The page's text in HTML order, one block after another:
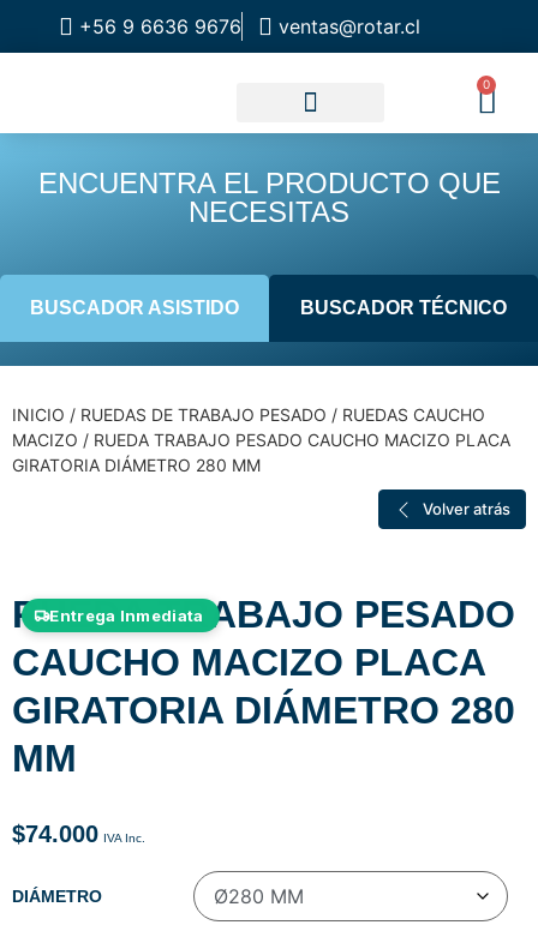
+56 9 6636 9676 ventas@rotar.cl
0
ENCUENTRA EL PRODUCTO QUE
NECESITAS
BUSCADOR ASISTIDO BUSCADOR TÉCNICO
INICIO / RUEDAS DE TRABAJO PESADO / RUEDAS CAUCHO
MACIZO / RUEDA TRABAJO PESADO CAUCHO MACIZO PLACA
GIRATORIA DIÁMETRO 280 MM
Volver atrás
Entrega Inmediata
RUEDA TRABAJO PESADO
CAUCHO MACIZO PLACA
GIRATORIA DIÁMETRO 280
MM
$74.000
DIÁMETRO